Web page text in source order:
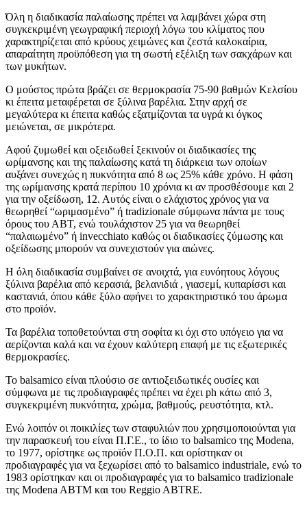
Όλη η διαδικασία παλαίωσης πρέπει να λαμβάνει χώρα στη
συγκεκριμένη γεωγραφική περιοχή λόγω του κλίματος που
χαρακτηρίζεται από κρύους χειμώνες και ζεστά καλοκαίρια,
απαραίτητη προϋπόθεση για τη σωστή εξέλιξη των σακχάρων και
των μυκήτων.
Ο μούστος πρώτα βράζει σε θερμοκρασία 75-90 βαθμών Κελσίου
κι έπειτα μεταφέρεται σε ξύλινα βαρέλια. Στην αρχή σε
μεγαλύτερα κι έπειτα καθώς εξατμίζονται τα υγρά κι όγκος
μειώνεται, σε μικρότερα.
Αφού ζυμωθεί και οξειδωθεί ξεκινούν οι διαδικασίες της
ωρίμανσης και της παλαίωσης κατά τη διάρκεια των οποίων
αυξάνει συνεχώς η πυκνότητα από 8 ως 25% κάθε χρόνο. Η φάση
της ωρίμανσης κρατά περίπου 10 χρόνια κι αν προσθέσουμε και 2
για την οξείδωση, 12. Αυτός είναι ο ελάχιστος χρόνος για να
θεωρηθεί “ωριμασμένο” ή tradizionale σύμφωνα πάντα με τους
όρους του ΑΒΤ, ενώ τουλάχιστον 25 για να θεωρηθεί
“παλαιωμένο” ή invecchiato καθώς οι διαδικασίες ζύμωσης και
οξείδωσης μπορούν να συνεχιστούν για αιώνες.
Η όλη διαδικασία συμβαίνει σε ανοιχτά, για ευνόητους λόγους
ξύλινα βαρέλια από κερασιά, βελανιδιά , γιασεμί, κυπαρίσσι και
καστανιά, όπου κάθε ξύλο αφήνει το χαρακτηριστικό του άρωμα
στο προϊόν.
Τα βαρέλια τοποθετούνται στη σοφίτα κι όχι στο υπόγειο για να
αερίζονται καλά και να έχουν καλύτερη επαφή με τις εξωτερικές
θερμοκρασίες.
Το balsamico είναι πλούσιο σε αντιοξειδωτικές ουσίες και
σύμφωνα με τις προδιαγραφές πρέπει να έχει ph κάτω από 3,
συγκεκριμένη πυκνότητα, χρώμα, βαθμούς, ρευστότητα, κτλ.
Ενώ λοιπόν οι ποικιλίες των σταφυλιών που χρησιμοποιούνται για
την παρασκευή του είναι Π.Γ.Ε., το ίδιο το balsamico της Modena,
το 1977, ορίστηκε ως προϊόν Π.Ο.Π. και ορίστηκαν οι
προδιαγραφές για να ξεχωρίσει από το balsamico industriale, ενώ το
1983 ορίστηκαν και οι προδιαγραφές για το balsamico tradizionale
της Modena ABTM και του Reggio ABTRE.